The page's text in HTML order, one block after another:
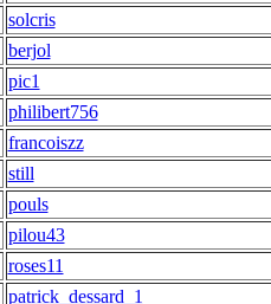
solcris
berjol
pic1
philibert756
francoiszz
still
pouls
pilou43
roses11
patrick_dessard_1